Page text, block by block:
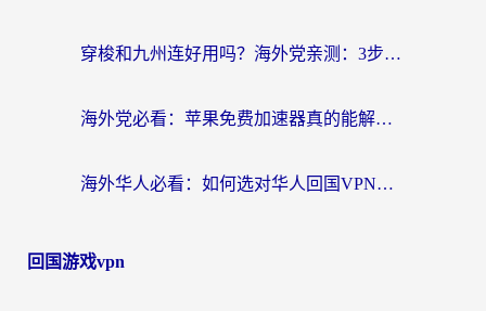
穿梭和九州连好用吗？海外党亲测：3步选对回国加速器，无缝刷国内剧玩国服
海外党必看：苹果免费加速器真的能解决回国访问难题吗？附实测对比与全平台方案
海外华人必看：如何选对华人回国VPN，无缝刷国内剧、玩手游？
回国游戏vpn